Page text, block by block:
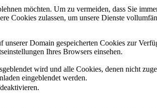
möchten. Um zu vermeiden, dass Sie
Cookies zulassen, um unsere Dienste
Domain gespeicherten Cookies zur
Ihres Browsers einsehen.
wird und alle Cookies, denen nicht
eingeblendet werden.